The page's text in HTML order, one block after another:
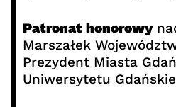
Patronat honorowy
Marszałek
Prezydent Miasta
Uniwersytetu